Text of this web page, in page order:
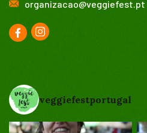
organizacao@veggiefest.pt
veggiefestportugal